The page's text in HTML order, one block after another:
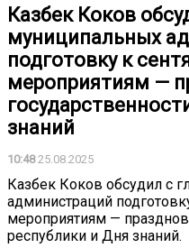
Казбек Коков
муниципальных
подготовку к
мероприятиям —
знаний
10:4825.08.2025
Казбек Коков обсудил с
администраций
мероприятиям —
республики и Дня знаний.